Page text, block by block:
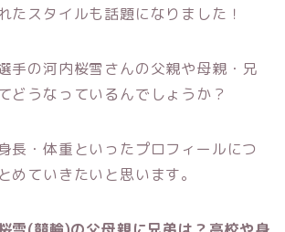
たスタイルも話題になりました！
手の河内桜雪さんの父親や母親・兄
どうなっているんでしょうか？
長・体重といったプロフィールにつ
めていきたいと思います。